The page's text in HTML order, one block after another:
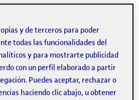
10 octubre, 2022 10:06 am
1 comentario en Materiales PEC1
una imagen con mis materiales
la actividad.
y de terceros para poder
todas las funcionalidades del
y para mostrarte publicidad
con un perfil elaborado a partir
Puedes aceptar, rechazar o
haciendo clic abajo, u obtener